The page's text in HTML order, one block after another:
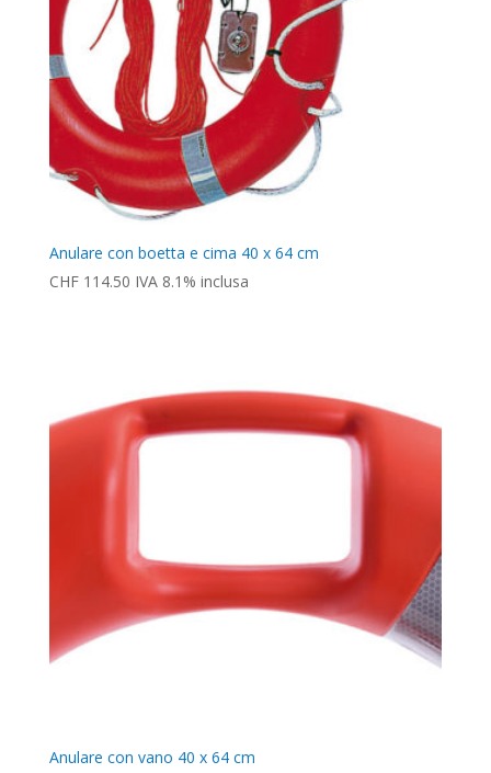
Anulare con boetta e cima 40 x 64 cm
CHF114.50 IVA 8.1% inclusa
Anulare con vano 40 x 64 cm